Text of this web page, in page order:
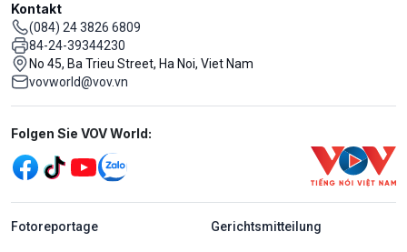
Kontakt
(084) 24 3826 6809
84-24-39344230
No 45, Ba Trieu Street, Ha Noi, Viet Nam
vovworld@vov.vn
Mạng xã hội
Folgen Sie VOV World:
menu footer tiếng Đức
Fotoreportage Gerichtsmitteilung